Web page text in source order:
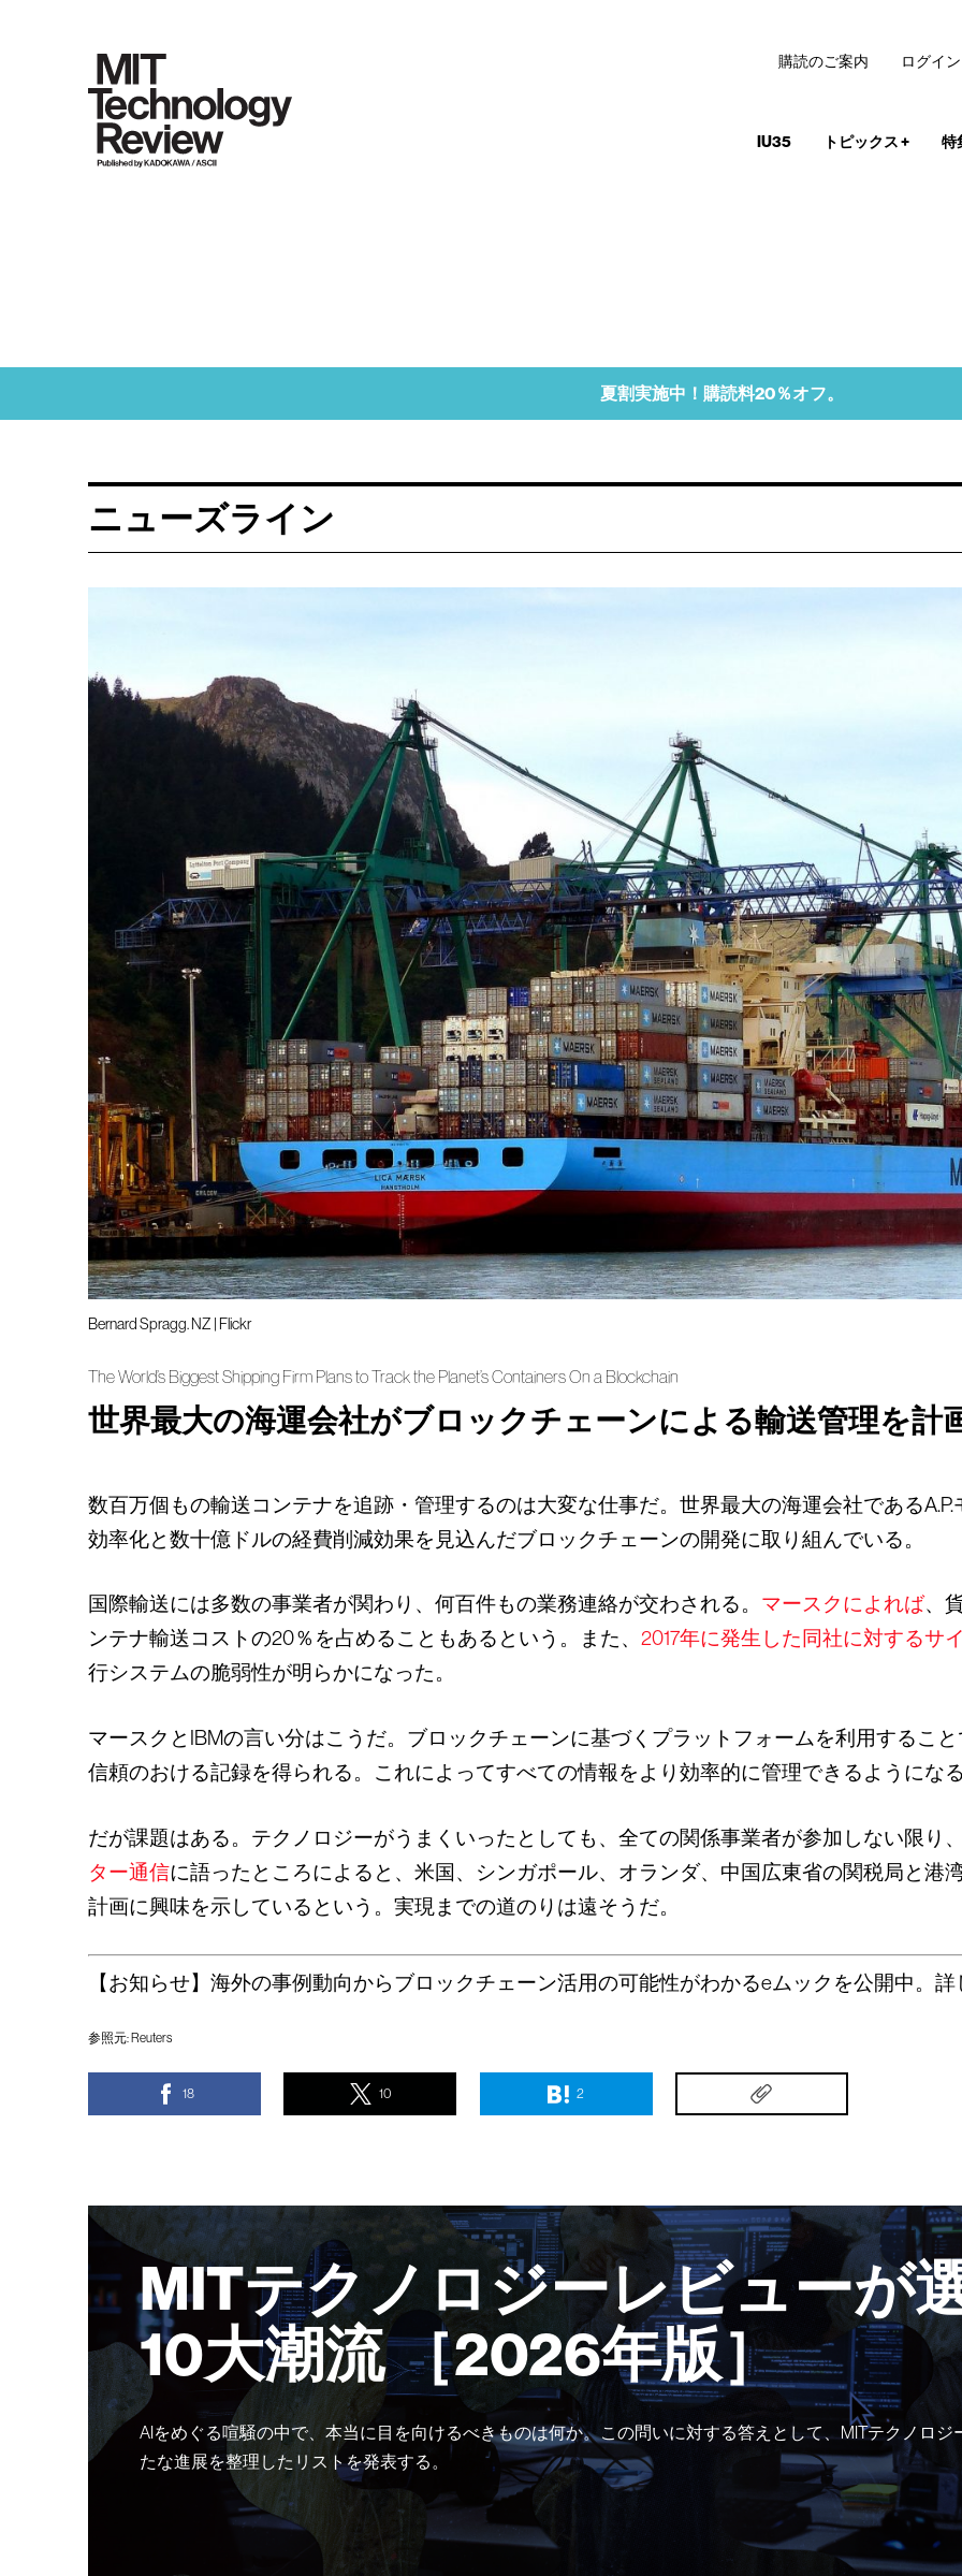
IU35 トピックス+ 特
購読のご案内 ログイン
夏割実施中！購読料20％オフ。
ニューズライン
Bernard Spragg. NZ | Flickr
The World’s Biggest Shipping Firm Plans to Track the Planet’s Containers On a Blockchain
世界最大の海運会社がブロックチェーンによる輸送管理を計
数百万個もの輸送コンテナを追跡・管理するのは大変な仕事だ。世界最大の海運会社である
効率化と数十億ドルの経費削減効果を見込んだブロックチェーンの開発に取り組んでいる。
国際輸送には多数の事業者が関わり、何百件もの業務連絡が交わされる。 マースクによれば、
ンテナ輸送コストの20％を占めることもあるという。また、 2017年に発生した同社に対するサ
行システムの脆弱性が明らかになった。
マースクとIBMの言い分はこうだ。ブロックチェーンに基づくプラットフォームを利用するこ
信頼のおける記録を得られる。これによってすべての情報をより効率的に管理できるようにな
だが課題はある。テクノロジーがうまくいったとしても、全ての関係事業者が参加しない限り
ター通信に語ったところによると、米国、シンガポール、オランダ、中国広東省の関税局と港
計画に興味を示しているという。実現までの道のりは遠そうだ。
【お知らせ】海外の事例動向からブロックチェーン活用の可能性がわかるeムックを公開中。詳
参照元:Reuters
18 10 2
MITテクノロジーレビューが
10大潮流 ［2026年版］
AIをめぐる喧騒の中で、本当に目を向けるべきものは何か。この問いに対する答えとして、MITテクノロ
たな進展を整理したリストを発表する。